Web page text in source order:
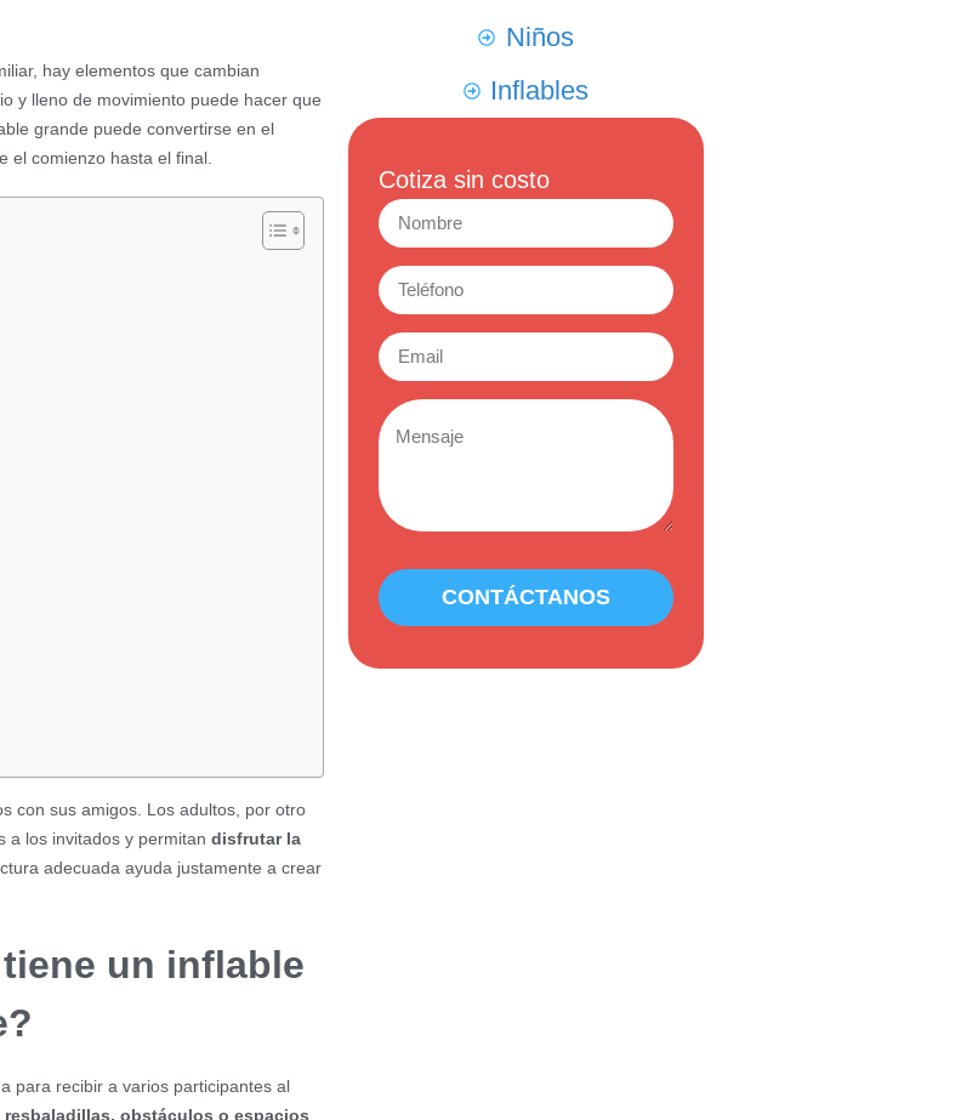
hay elementos que cambian
y lleno de movimiento puede hacer que
grande puede convertirse en el
el comienzo hasta el final.
con sus amigos. Los adultos, por otro
a los invitados y permitan disfrutar la
adecuada ayuda justamente a crear
un inflable
para recibir a varios participantes al
resbaladillas, obstáculos o espacios
Niños
Inflables
Cotiza sin costo
CONTÁCTANOS